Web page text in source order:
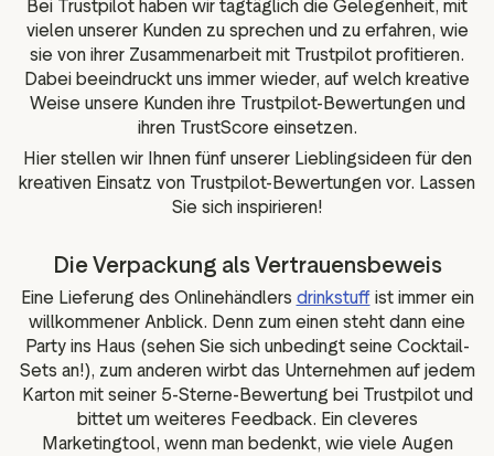
Tools
Bewertungsinhalten
Daten und Analysen
Tagging von Bewertungen
Besuchereinblicke
Bei Trustpilot haben wir tagtäglich die Gelegenheit, mit
vielen unserer Kunden zu sprechen und zu erfahren, wie
sie von ihrer Zusammenarbeit mit Trustpilot profitieren.
Dabei beeindruckt uns immer wieder, auf welch kreative
Weise unsere Kunden ihre Trustpilot-Bewertungen und
ihren TrustScore einsetzen.
Hier stellen wir Ihnen fünf unserer Lieblingsideen für den
kreativen Einsatz von Trustpilot-Bewertungen vor. Lassen
Sie sich inspirieren!
Die Verpackung als Vertrauensbeweis
Eine Lieferung des Onlinehändlers drinkstuffist immer ein
willkommener Anblick. Denn zum einen steht dann eine
Party ins Haus (sehen Sie sich unbedingt seine Cocktail-
Sets an!), zum anderen wirbt das Unternehmen auf jedem
Karton mit seiner 5-Sterne-Bewertung bei Trustpilot und
bittet um weiteres Feedback. Ein cleveres
Marketingtool, wenn man bedenkt, wie viele Augen